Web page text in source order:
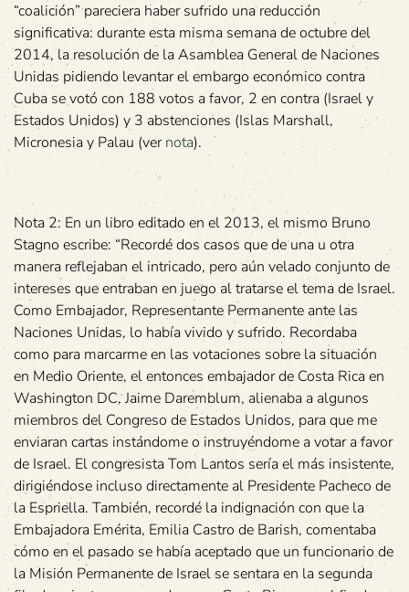
“coalición” pareciera haber sufrido una reducción
significativa: durante esta misma semana de octubre del
2014, la resolución de la Asamblea General de Naciones
Unidas pidiendo levantar el embargo económico contra
Cuba se votó con 188 votos a favor, 2 en contra (Israel y
Estados Unidos) y 3 abstenciones (Islas Marshall,
Micronesia y Palau (vernota).
Nota 2: En un libro editado en el 2013, el mismo Bruno
Stagno escribe: “Recordé dos casos que de una u otra
manera reflejaban el intricado, pero aún velado conjunto de
intereses que entraban en juego al tratarse el tema de Israel.
Como Embajador, Representante Permanente ante las
Naciones Unidas, lo había vivido y sufrido. Recordaba
como para marcarme en las votaciones sobre la situación
en Medio Oriente, el entonces embajador de Costa Rica en
Washington DC, Jaime Daremblum, alienaba a algunos
miembros del Congreso de Estados Unidos, para que me
enviaran cartas instándome o instruyéndome a votar a favor
de Israel. El congresista Tom Lantos sería el más insistente,
dirigiéndose incluso directamente al Presidente Pacheco de
la Espriella. También, recordé la indignación con que la
Embajadora Emérita, Emilia Castro de Barish, comentaba
cómo en el pasado se había aceptado que un funcionario de
la Misión Permanente de Israel se sentara en la segunda